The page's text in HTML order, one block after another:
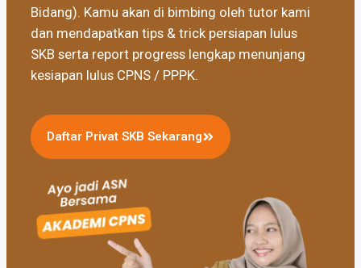
Bidang). Kamu akan di bimbing oleh tutor kami
dan mendapatkan tips & trick persiapan lulus
SKB serta report progress lengkap menunjang
kesiapan lulus CPNS / PPPK.
Daftar Privat SKB Sekarang